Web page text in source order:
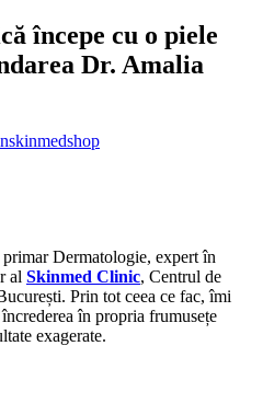
începe cu o piele
Dr. Amalia
Dermatologie, expert în
al Skinmed Clinic, Centrul de
Prin tot ceea ce fac, îmi
în propria frumusețe
exagerate.